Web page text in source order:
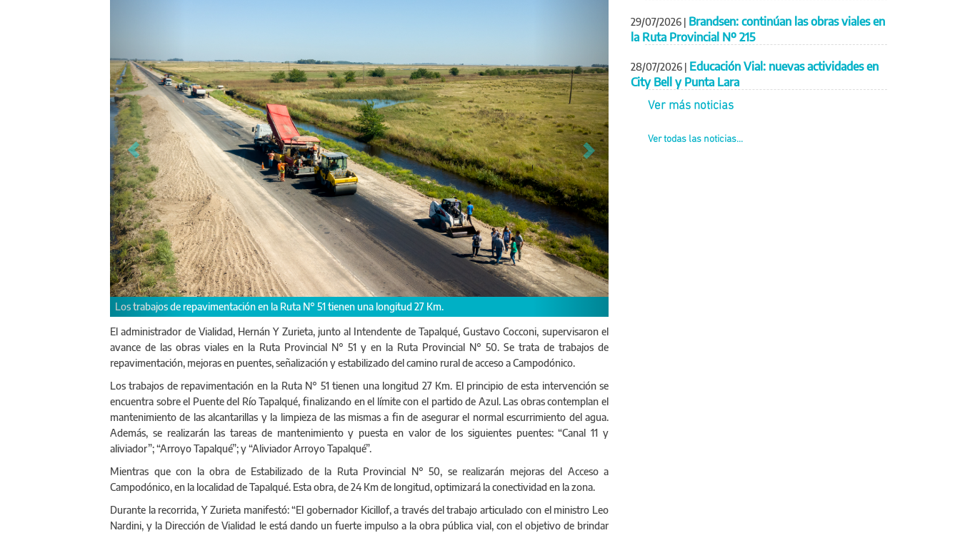
Y Zurieta junto a Cocconi supervisaron las obras viales en la Ruta Provincial N° 51.
El administrador de Vialidad, Hernán Y Zurieta, junto al Intendente de Tapalqué, Gustavo Cocconi, supervisaron el
avance de las obras viales en la Ruta Provincial N° 51 y en la Ruta Provincial N° 50. Se trata de trabajos de
repavimentación, mejoras en puentes, señalización y estabilizado del camino rural de acceso a Campodónico.
Los trabajos de repavimentación en la Ruta N° 51 tienen una longitud 27 Km. El principio de esta intervención se
encuentra sobre el Puente del Río Tapalqué, finalizando en el límite con el partido de Azul. Las obras contemplan el
mantenimiento de las alcantarillas y la limpieza de las mismas a fin de asegurar el normal escurrimiento del agua.
Además, se realizarán las tareas de mantenimiento y puesta en valor de los siguientes puentes: “Canal 11 y
aliviador”; “Arroyo Tapalqué”; y “Aliviador Arroyo Tapalqué”.
Mientras que con la obra de Estabilizado de la Ruta Provincial N° 50, se realizarán mejoras del Acceso a
Campodónico, en la localidad de Tapalqué. Esta obra, de 24 Km de longitud, optimizará la conectividad en la zona.
Durante la recorrida, Y Zurieta manifestó: “El gobernador Kicillof, a través del trabajo articulado con el ministro Leo
Nardini, y la Dirección de Vialidad le está dando un fuerte impulso a la obra pública vial, con el objetivo de brindar
29/07/2026 | Brandsen: continúan las obras viales en
la Ruta Provincial Nº 215
28/07/2026 | Educación Vial: nuevas actividades en
City Bell y Punta Lara
Ver más noticias
Ver todas las noticias...